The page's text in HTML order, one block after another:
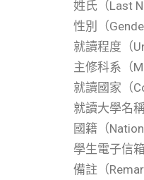
姓氏（Last
性別（
就讀程度（
主修科系（
就讀國家（
就讀大學名
國籍（
學生電子信
備註（